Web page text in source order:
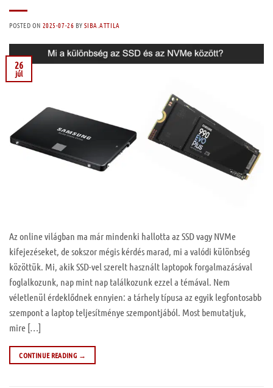
POSTED ON 2025-07-26 BYSIBA.ATTILA
26
júl
Az online világban ma már mindenki hallotta az SSD vagy NVMe
kifejezéseket, de sokszor mégis kérdés marad, mi a valódi különbség
közöttük. Mi, akik SSD-vel szerelt használt laptopok forgalmazásával
foglalkozunk, nap mint nap találkozunk ezzel a témával. Nem
véletlenül érdeklődnek ennyien: a tárhely típusa az egyik legfontosabb
szempont a laptop teljesítménye szempontjából. Most bemutatjuk,
mire […]
CONTINUE READING →